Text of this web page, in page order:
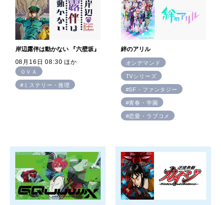
岸辺露伴は動かない 『六壁坂』
08月16日 08:30 ほか
ＯＶＡ
#ミステリー・推理
絆のアリル
オンデマンド
TVシリーズ
#SF・ファンタジー
#青春・学園
#恋愛・ラブコメ